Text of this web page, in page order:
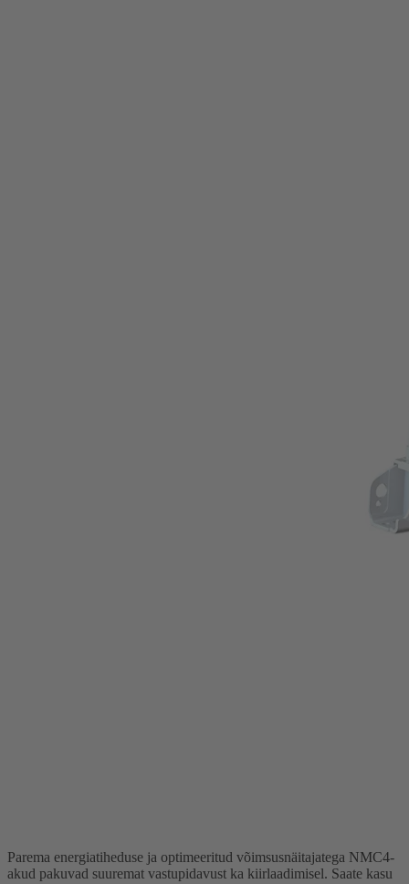
Parema energiatiheduse ja optimeeritud võimsusnäitajatega NMC4-
akud pakuvad suuremat vastupidavust ka kiirlaadimisel. Saate kasu